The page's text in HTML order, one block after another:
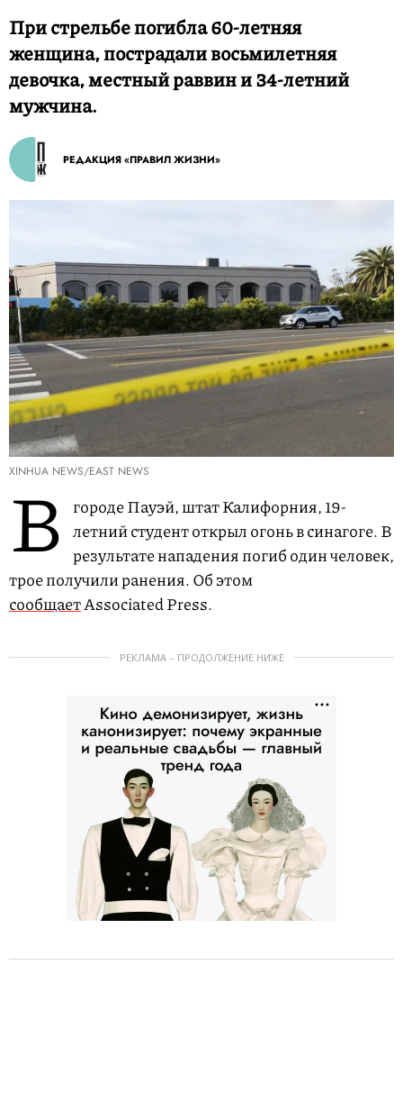
При стрельбе погибла 60-летняя
женщина, пострадали восьмилетняя
девочка, местный раввин и 34-летний
мужчина.
РЕДАКЦИЯ «ПРАВИЛ ЖИЗНИ»
XINHUA NEWS/EAST NEWS
В городе Пауэй, штат Калифорния, 19-
летний студент открыл огонь в синагоге. В
результате нападения погиб один человек,
трое получили ранения. Об этом
сообщаетAssociated Press.
РЕКЛАМА – ПРОДОЛЖЕНИЕ НИЖЕ